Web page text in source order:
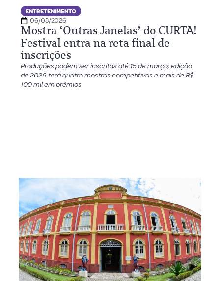
ENTRETENIMENTO
06/03/2026
Mostra ‘Outras Janelas’ do CURTA!
Festival entra na reta final de
inscrições
Produções podem ser inscritas até 15 de março; edição
de 2026 terá quatro mostras competitivas e mais de R$
100 mil em prêmios